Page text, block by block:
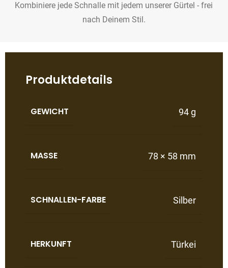
Kombiniere jede Schnalle mit jedem unserer Gürtel - frei
nach Deinem Stil.
Produktdetails
GEWICHT 94 g
MASSE 78 × 58 mm
SCHNALLEN-FARBE Silber
HERKUNFT Türkei